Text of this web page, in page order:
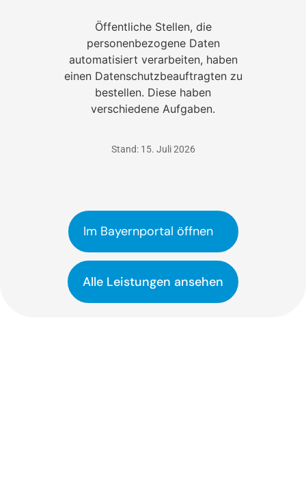
Öffentliche Stellen, die
personenbezogene Daten
automatisiert verarbeiten, haben
einen Datenschutzbeauftragten zu
bestellen. Diese haben
verschiedene Aufgaben.
Stand: 15. Juli 2026
Im Bayernportal öffnen
Alle Leistungen ansehen